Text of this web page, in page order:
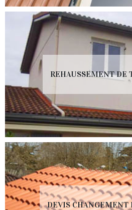
REHAUSSEMENT DE
DEVIS CHANGEMENT